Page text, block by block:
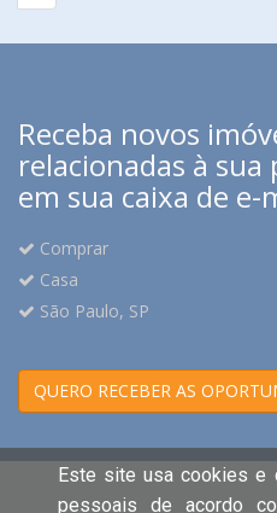
Receba novos
relacionadas à
em sua caixa de e-
Comprar
Casa
São Paulo, SP
QUERO RECEBER AS
Este site usa cookies e
pessoais de acordo